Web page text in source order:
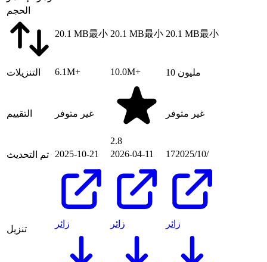
الحجم
20.1 MB最小 20.1 MB最小 20.1 MB最小
التنزيلات 6.1M+ 10.0M+ 10 مليون
التقييم غير متوفر
2.8
غير متوفر
تم التحديث 2025-10-21 2026-04-11 17‏/10‏/2025
تنزيل
زائر زائر زائر